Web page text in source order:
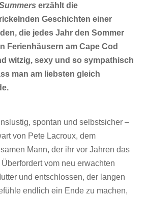
erzählt die
Geschichten einer
die jedes Jahr den Sommer
Ferienhäusern am Cape Cod
witzig, sexy und so sympathisch
man am liebsten gleich
spontan und selbstsicher –
von Pete Lacroux, dem
Mann, der ihr vor Jahren das
vom neu erwachten
und entschlossen, der langen
endlich ein Ende zu machen,